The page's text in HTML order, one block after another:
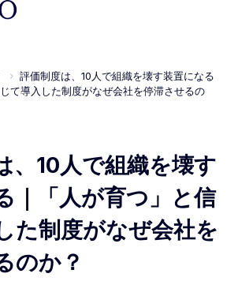
評価制度は、10人で組織を壊す装置になる
て導入した制度がなぜ会社を停滞させるの
、10人で組織を壊す
｜「人が育つ」と信
た制度がなぜ会社を
のか？